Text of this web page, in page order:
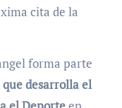
cita de la
forma parte
desarrolla el